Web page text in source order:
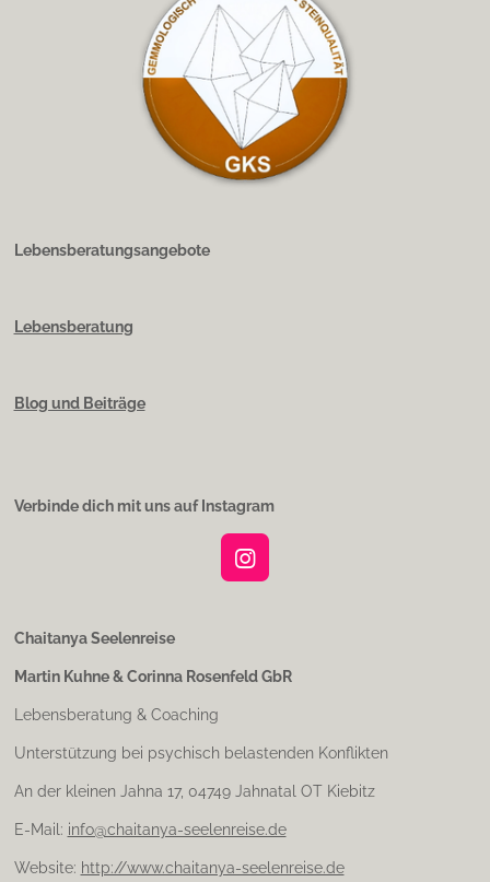
Lebensberatungsangebote
Lebensberatung
Blog und Beiträge
Verbinde dich mit uns auf Instagram
I
g
m
Chaitanya Seelenreise
Martin Kuhne & Corinna Rosenfeld GbR
Lebensberatung & Coaching
Unterstützung bei psychisch belastenden Konflikten
An der kleinen Jahna 17, 04749 Jahnatal OT Kiebitz
E-Mail: info@chaitanya-seelenreise.de
Website: http://www.chaitanya-seelenreise.de